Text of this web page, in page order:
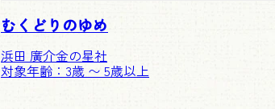
むくどりのゆめ
浜田 廣介金の星社
対象年齢：3歳 〜 5歳以上